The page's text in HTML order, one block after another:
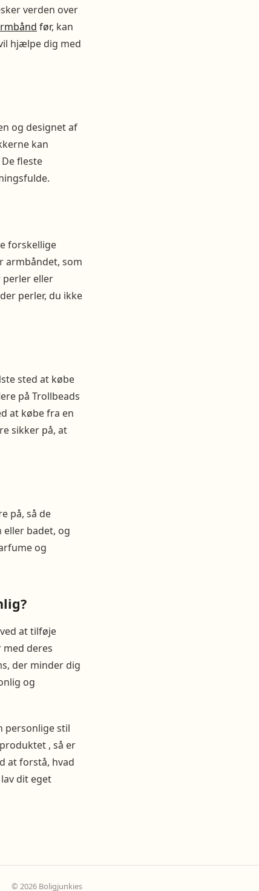
verden over
før, kan
hjælpe dig med
og designet af
kan
fleste
forskellige
armbåndet, som
perler eller
perler, du ikke
sted at købe
på Trollbeads
at købe fra en
sikker på, at
på, så de
eller badet, og
og
at tilføje
deres
der minder dig
og
personlige stil
, så er
at forstå, hvad
dit eget
© 2026 Boligjunkies